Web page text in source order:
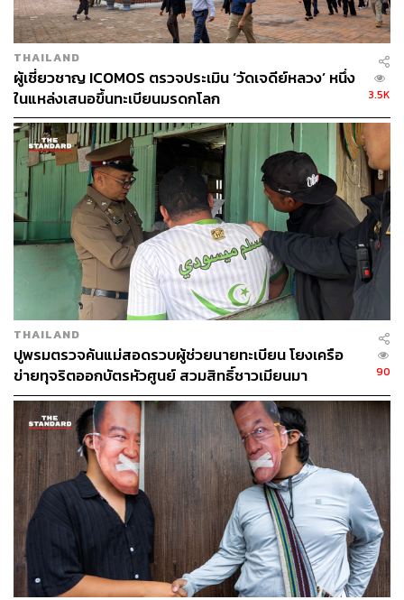
ปทุมธานี น้ำจากแม่น้ำเจ้าพระยาเอ่อล้นตลิ่งเข้าท่วมใน
พื้นที่ริมน้ำ 2 อำเภอ ได้แก่ อำเภอเมืองปทุมธานี และ
อำเภอสามโคก ระดับน้ำลดลง
ภาพรวมสถานการณ์คลี่คลายในหลายพื้นที่ แต่ยังคงมีน้ำ
ท่วมขังในพื้นที่ลุ่มต่ำ อยู่ระหว่างการเร่งระบายน้ำ ซึ่งกรม
ป้องกันและบรรเทาสาธารณภัยได้ประสานจังหวัด องค์กร
ปกครองส่วนท้องถิ่นและหน่วยงานที่เกี่ยวข้องเร่งให้การช่วย
เหลือผู้ประสบภัย โดยสำรวจและประเมินความเสียหาย เพื่อ
ดำเนินการช่วยเหลือตามระเบียบกระทรวงการคลัง
สำหรับประชาชนสามารถแจ้งเหตุและขอความช่วยเหลือทาง
ไลน์ ‘ปภ.รับแจ้งเหตุ 1784’ โดยเพิ่มเพื่อน LINE ID
@1784DDPM และสายด่วนนิรภัย 1784 ตลอด 24 ชั่วโมง
TAGS: ลำพูน พิจิตร เพชรบูรณ์ พายุเตี้ยนหมู่
น้ำท่วม
เชียงใหม่
พิษณุโลก สุโขทัย ตาก
อุทกภัย
ลำปาง
245
THAILAND
ผู้เชี่ยวชาญ ICOMOS ตรวจประเมิน ‘วัดเจดีย์หลวง’ หนึ่ง
ในแหล่งเสนอขึ้นทะเบียนมรดกโลก
3.5K
THAILAND
ปูพรมตรวจค้นแม่สอดรวบผู้ช่วยนายทะเบียน โยงเครือ
ข่ายทุจริตออกบัตรหัวศูนย์ สวมสิทธิ์ชาวเมียนมา
90